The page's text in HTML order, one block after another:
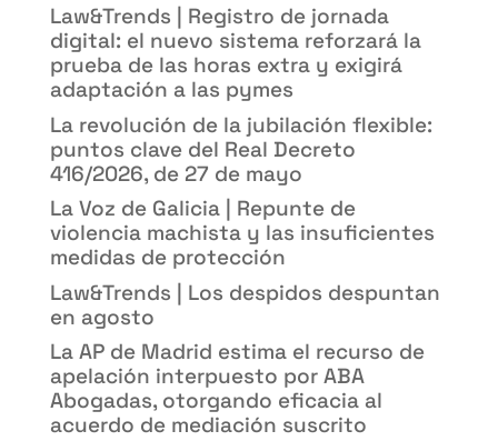
Law&Trends | Registro de jornada
digital: el nuevo sistema reforzará la
prueba de las horas extra y exigirá
adaptación a las pymes
La revolución de la jubilación flexible:
puntos clave del Real Decreto
416/2026, de 27 de mayo
La Voz de Galicia | Repunte de
violencia machista y las insuficientes
medidas de protección
Law&Trends | Los despidos despuntan
en agosto
La AP de Madrid estima el recurso de
apelación interpuesto por ABA
Abogadas, otorgando eficacia al
acuerdo de mediación suscrito